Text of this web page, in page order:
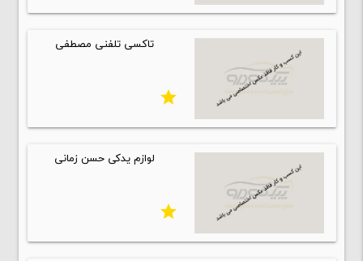
تاکسی تلفنی مصطفی
star
لوازم یدکی حسن زمانی
star